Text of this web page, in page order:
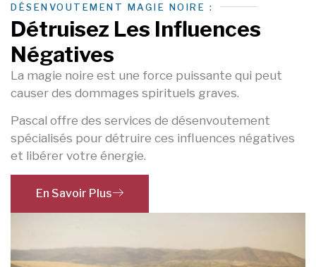
DÉSENVOUTEMENT MAGIE NOIRE :
Détruisez Les Influences
Négatives
La magie noire est une force puissante qui peut
causer des dommages spirituels graves.
Pascal offre des services de désenvoutement
spécialisés pour détruire ces influences négatives
et libérer votre énergie.
En Savoir Plus